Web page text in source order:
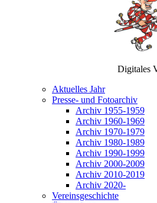
Digitales
Aktuelles Jahr
Presse- und Fotoarchiv
Archiv 1955-1959
Archiv 1960-1969
Archiv 1970-1979
Archiv 1980-1989
Archiv 1990-1999
Archiv 2000-2009
Archiv 2010-2019
Archiv 2020-
Vereinsgeschichte